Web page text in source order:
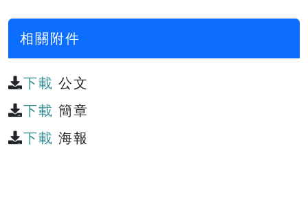
相關附件
下載 公文
下載 簡章
下載 海報